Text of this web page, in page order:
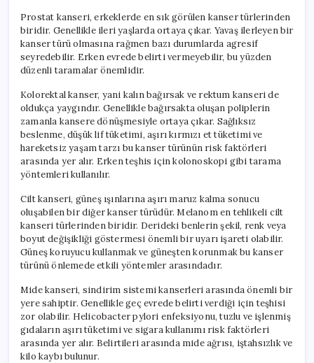
Prostat kanseri, erkeklerde en sık görülen kanser türlerinden
biridir. Genellikle ileri yaşlarda ortaya çıkar. Yavaş ilerleyen bir
kanser türü olmasına rağmen bazı durumlarda agresif
seyredebilir. Erken evrede belirti vermeyebilir, bu yüzden
düzenli taramalar önemlidir.
Kolorektal kanser, yani kalın bağırsak ve rektum kanseri de
oldukça yaygındır. Genellikle bağırsakta oluşan poliplerin
zamanla kansere dönüşmesiyle ortaya çıkar. Sağlıksız
beslenme, düşük lif tüketimi, aşırı kırmızı et tüketimi ve
hareketsiz yaşam tarzı bu kanser türünün risk faktörleri
arasında yer alır. Erken teşhis için kolonoskopi gibi tarama
yöntemleri kullanılır.
Cilt kanseri, güneş ışınlarına aşırı maruz kalma sonucu
oluşabilen bir diğer kanser türüdür. Melanom en tehlikeli cilt
kanseri türlerinden biridir. Derideki benlerin şekil, renk veya
boyut değişikliği göstermesi önemli bir uyarı işareti olabilir.
Güneş koruyucu kullanmak ve güneşten korunmak bu kanser
türünü önlemede etkili yöntemler arasındadır.
Mide kanseri, sindirim sistemi kanserleri arasında önemli bir
yere sahiptir. Genellikle geç evrede belirti verdiği için teşhisi
zor olabilir. Helicobacter pylori enfeksiyonu, tuzlu ve işlenmiş
gıdaların aşırı tüketimi ve sigara kullanımı risk faktörleri
arasında yer alır. Belirtileri arasında mide ağrısı, iştahsızlık ve
kilo kaybı bulunur.